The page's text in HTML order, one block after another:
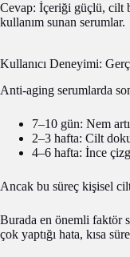
Cevap: İçeriği güçlü, cilt
kullanım sunan serumlar.
Kullanıcı Deneyimi:
Anti-aging serumlarda
7–10 gün: Nem
2–3 hafta: Cilt
4–6 hafta: İnce
Ancak bu süreç kişisel
Burada en önemli faktör
çok yaptığı hata, kısa